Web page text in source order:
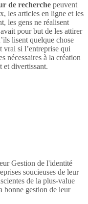
de recherche peuvent
les articles en ligne et les
les gens ne réalisent
pour but de les attirer
lisent quelque chose
vrai si l’entreprise qui
nécessaires à la création
et divertissant.
Gestion de l'identité
soucieuses de leur
de la plus-value
bonne gestion de leur